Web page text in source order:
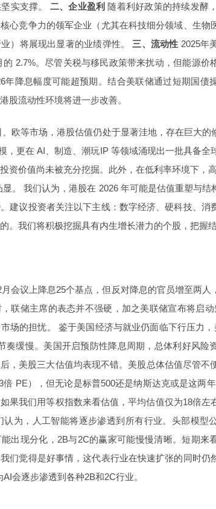
实支撑。 二、企业盈利 随着利好政策的持续发酵
心竞争力的领军企业（尤其在科技细分领域、生物
）将展现出显著的业绩弹性。 三、流动性 2025年
的 2.7%。尽管关税与移民政策带来扰动，但能源价
年降息幅度可能超预期。结合美联储通过短期国债
股流动性环境将进一步改善。
欧等市场，港股估值仍处于显著洼地，存在巨大的
，更在 AI、制造、潮玩IP 等领域涌现出一批具备全
资价值尚未被充分挖掘。此外，在低利率环境下，
。 我们认为，港股在 2026 年可能是估值重塑与结
建议投资者关注以下主线：数字经济、硬科技、消
。我们将积极挖掘具有内生增长潜力的个股，把握结
会议上降息25个基点，但反对降息的官员增至两人
联储主席的表态并不强硬，加之美联储宣布将启动
场的担忧。 鉴于美国经济与就业仍面临下行压力
奏缓慢。美国开启预防性降息周期，总体利好风险
，美股三大估值均表现不错。美股总体估值尽管不
倍 PE），但无论是标普500还是纳斯达克或是这两
果我们用等权指数来看估值，平均估值仅为18倍左
认为，人工智能将逐步渗透到所有行业。头部模型
出现分化，2B与2C的赢家可能慢慢清晰。短期来
们觉得是好事情，这代表行业在快速扩张的同时仍
会逐步渗透到各种2B和2C行业。